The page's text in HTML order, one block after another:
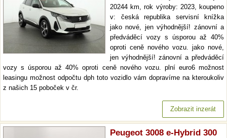
20244 km, rok výroby: 2023, koupeno
v: česká republika servisní knížka
jako nové, jen výhodnější! zánovní a
předváděcí vozy s úsporou až 40%
oproti ceně nového vozu. jako nové,
jen výhodnější! zánovní a předváděcí
vozy s úsporou až 40% oproti ceně nového vozu. plní euro6 možnost
leasingu možnost odpočtu dph toto vozidlo vám dopravíme na kteroukoliv
z našich 15 poboček v čr.
Zobrazit inzerát
Peugeot 3008 e-Hybrid 300